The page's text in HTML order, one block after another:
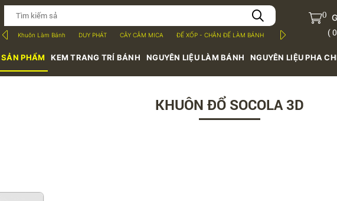
Khuôn Làm Bánh DUY PHÁT CÂY CẮM MICA ĐẾ XỐP - CHÂN ĐẾ LÀM BÁNH MỨT TRÁI CÂY
0
(
PHẨM KEM TRANG TRÍ BÁNH NGUYÊN LIỆU LÀM BÁNH NGUYÊN LIỆU PHA
KHUÔN ĐỔ SOCOLA 3D